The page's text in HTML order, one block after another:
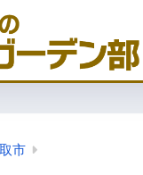
市